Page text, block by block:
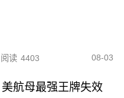
阅读 4403 08-03
航母最强王牌失效